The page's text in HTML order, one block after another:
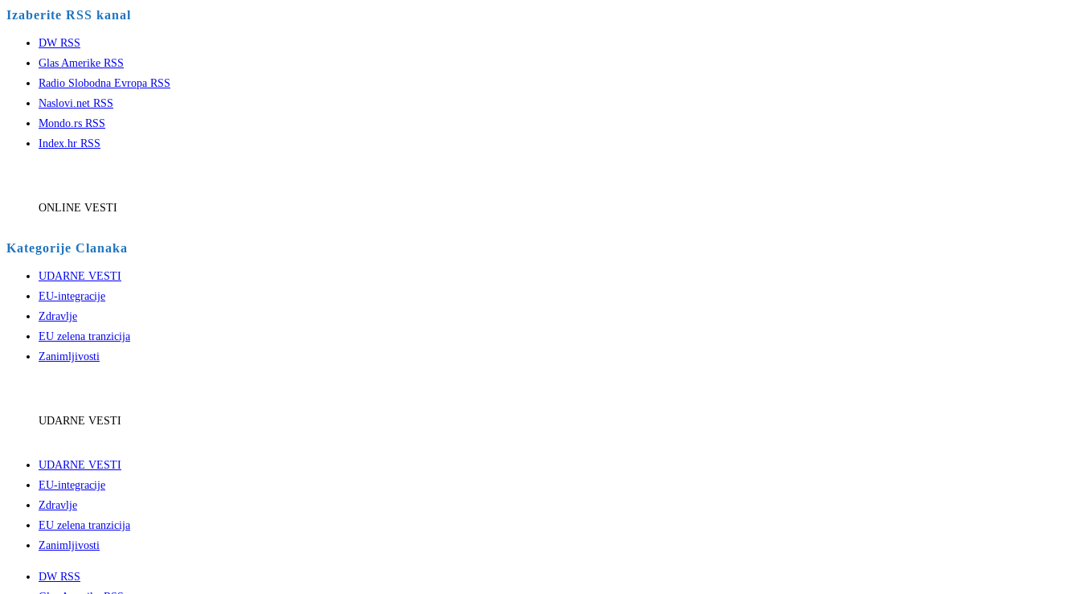
Izaberite RSS kanal
DW RSS
Glas Amerike RSS
Radio Slobodna Evropa RSS
Naslovi.net RSS
Mondo.rs RSS
Index.hr RSS
ONLINE VESTI
Kategorije Clanaka
UDARNE VESTI
EU-integracije
Zdravlje
EU zelena tranzicija
Zanimljivosti
UDARNE VESTI
UDARNE VESTI
EU-integracije
Zdravlje
EU zelena tranzicija
Zanimljivosti
DW RSS